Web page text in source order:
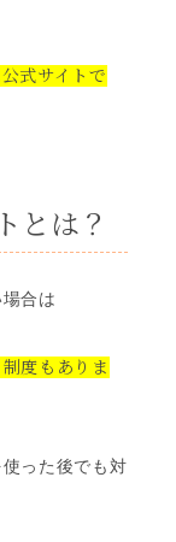
式サイトで
とは？
合は
度もありま
った後でも対